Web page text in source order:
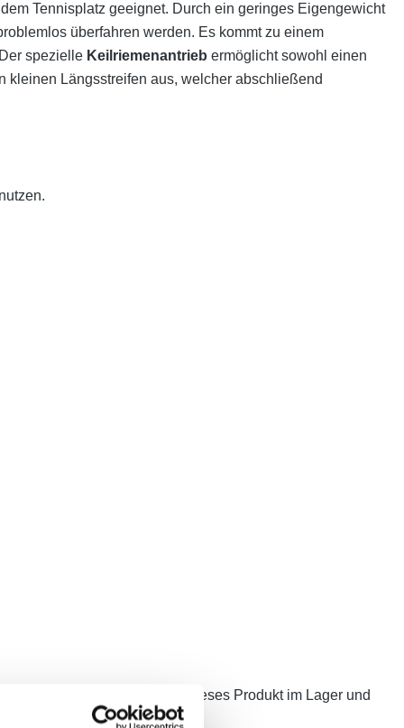
Tennisplatz geeignet. Durch ein geringes Eigengewicht
überfahren werden. Es kommt zu einem
spezielle Keilriemenantrieb ermöglicht sowohl einen
kleinen Längsstreifen aus, welcher abschließend
erwerben. Wir führen dieses Produkt im Lager und
den Einsatz vorbereiten.